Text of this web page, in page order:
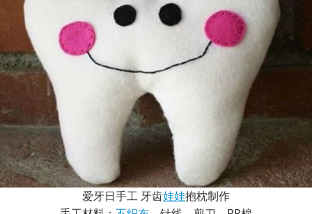
爱牙日手工 牙齿娃娃抱枕制作